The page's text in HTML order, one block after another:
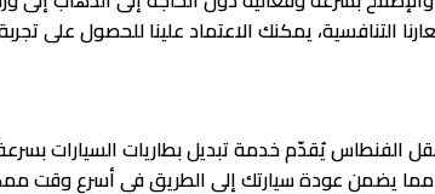
التنافسية، يمكنك الاعتماد علينا للحصول على
الفنطاس يُقدّم خدمة تبديل بطاريات السيارات
مما يضمن عودة سيارتك إلى الطريق في أسرع وقت